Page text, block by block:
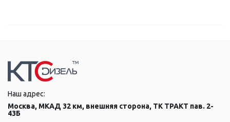
Наш адрес:
Москва, МКАД 32 км, внешняя сторона, ТК ТРАКТ пав. 2-
43Б